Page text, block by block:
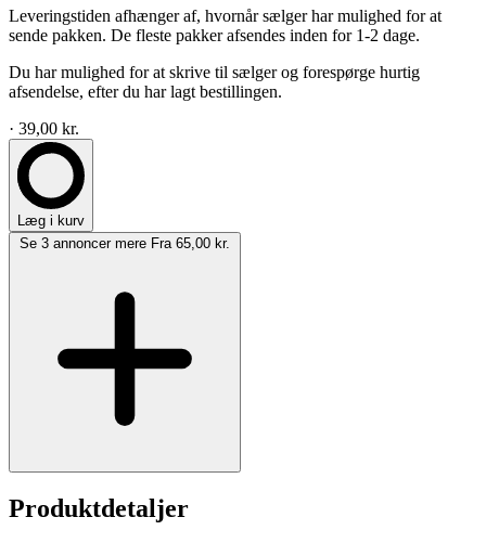
Leveringstiden afhænger af, hvornår sælger har mulighed for at
sende pakken. De fleste pakker afsendes inden for 1-2 dage.
Du har mulighed for at skrive til sælger og forespørge hurtig
afsendelse, efter du har lagt bestillingen.
· 39,00 kr.
Læg i kurv
Se 3 annoncer mere Fra 65,00 kr.
Produktdetaljer